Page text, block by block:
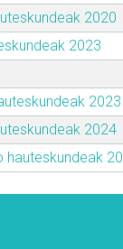
2020
2023
2023
2024
hauteskundeak